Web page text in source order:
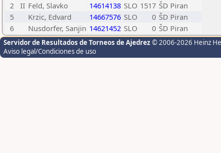
2
II Feld, Slavko 14614138 SLO 1517 ŠD Piran
5
Krzic, Edvard 14667576 SLO 0 ŠD Piran
6
Nusdorfer, Sanjin 14621452 SLO 0 ŠD Piran
Servidor de Resultados de Torneos de Ajedrez © 2006-2026 Heinz
Aviso legal/Condiciones de uso